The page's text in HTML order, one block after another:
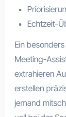
Echtzeit-
Ein
Meeting-
extrahieren
erstellen
jemand